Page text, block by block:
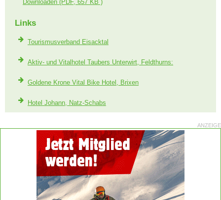
Downloaden (PDF, 657 KB )
Links
Tourismusverband Eisacktal
Aktiv- und Vitalhotel Taubers Unterwirt, Feldthurns:
Goldene Krone Vital Bike Hotel, Brixen
Hotel Johann, Natz-Schabs
ANZEIGE